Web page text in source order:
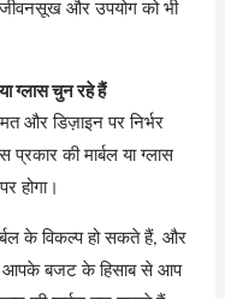
और उपयोग को भी
ग्लास चुन रहे हैं
और डिज़ाइन पर निर्भर
की मार्बल या ग्लास
होगा।
के विकल्प हो सकते हैं, और
आपके बजट के हिसाब से आप